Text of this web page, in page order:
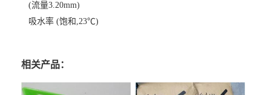
(流量3.20mm)
吸水率 (饱和,23℃)
相关产品：